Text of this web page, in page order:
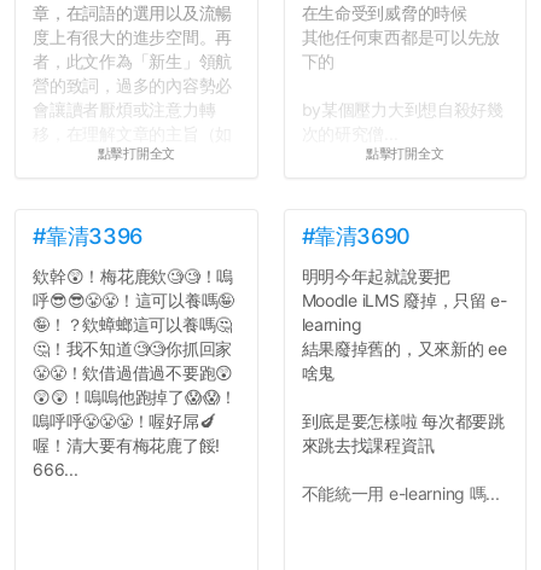
章，在詞語的選用以及流暢
度上有很大的進步空間。再
者，此文作為「新生」領航
營的致詞，過多的內容勢必
會讓讀者厭煩或注意力轉
果有的話）前就失去興趣。
的聲明一樣正式，但至少在
用字上多加留意。有些語句
用說的可能會引人發笑或多
聽幾句，但寫成文字時只會
讓人感到疲乏。
2. 文章主題不明
在學生會臉書的貼文中
可以看到，全篇文章以連字
符分為九段，各段可總結
為：
點擊打開全文
在生命受到威脅的時候
其他任何東西都是可以先放
下的
by某個壓力大到想自殺好幾
點擊打開全文
#靠清3396
欸幹😲！梅花鹿欸🧐🧐！嗚
呼😎😎😤😤！這可以養嗎🤪
🤪！？欸蟑螂這可以養嗎🤔
🤔！我不知道🧐🧐你抓回家
😤😤！欸借過借過不要跑😲
😲😲！嗚嗚他跑掉了😱😱！
嗚呼呼😤😤😤！喔好屌🍆
喔！清大要有梅花鹿了餒!
666...
#靠清3690
明明今年起就說要把
Moodle iLMS 廢掉，只留 e-
learning
結果廢掉舊的，又來新的 ee
啥鬼
到底是要怎樣啦 每次都要跳
來跳去找課程資訊
不能統一用 e-learning 嗎...